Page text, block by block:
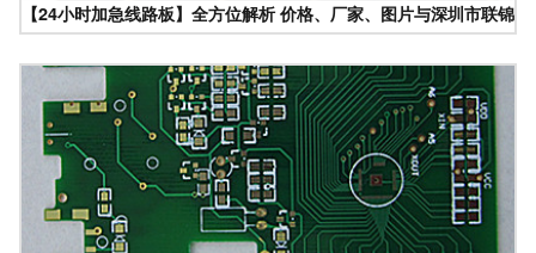
【24小时加急线路板】全方位解析 价格、厂家、图片与深圳市联锦